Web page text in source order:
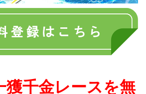
獲千金レースを無